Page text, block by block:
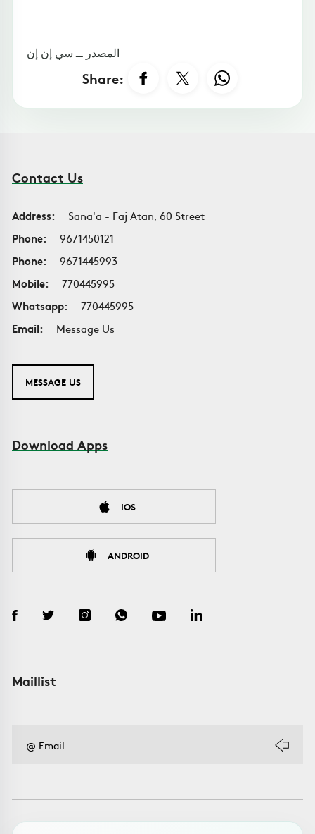
المصدر ــ سي إن إن
Share:
Contact Us
Address:
Sana'a - Faj Atan, 60 Street
Phone:
9671450121
Phone:
9671445993
Mobile:
770445995
Whatsapp:
770445995
Email:
Message Us
MESSAGE US
Download Apps
IOS
ANDROID
Maillist